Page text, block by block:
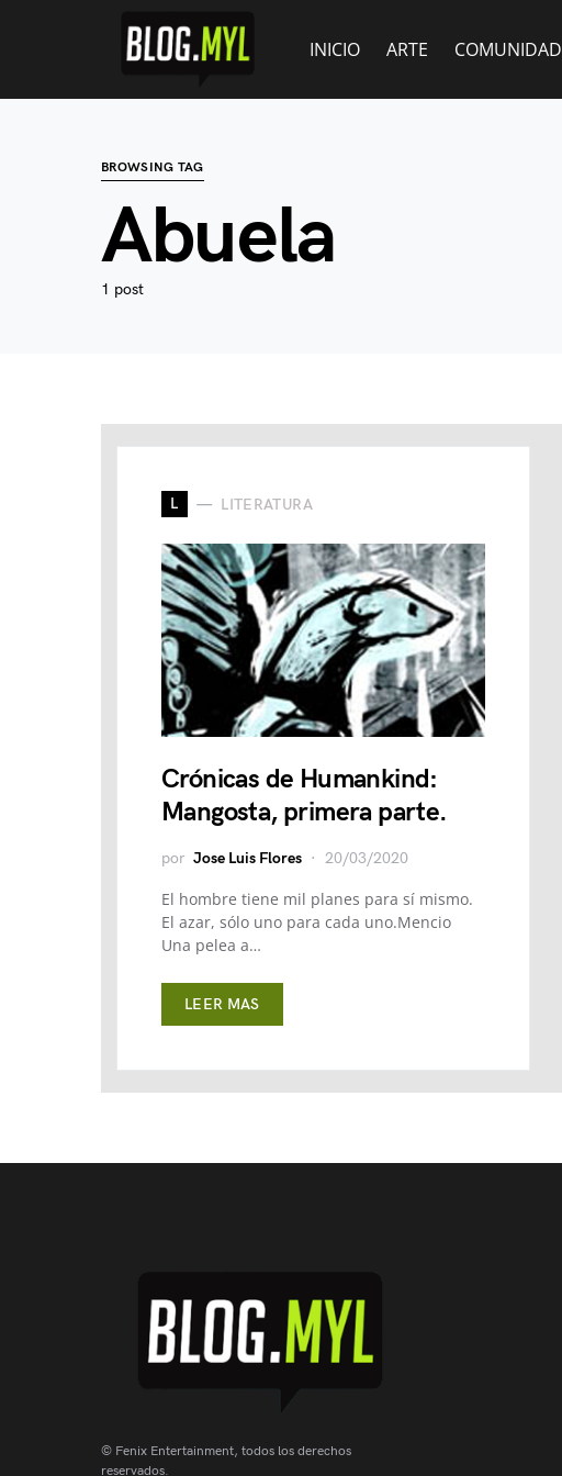
INICIO ARTE COMUNIDAD
BROWSING TAG
Abuela
1 post
L LITERATURA
Crónicas de Humankind:
Mangosta, primera parte.
por Jose Luis Flores 20/03/2020
El hombre tiene mil planes para sí mismo.
El azar, sólo uno para cada uno.Mencio
Una pelea a…
LEER MAS
© Fenix Entertainment, todos los derechos
reservados.